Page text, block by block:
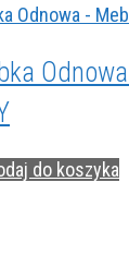
do koszyka